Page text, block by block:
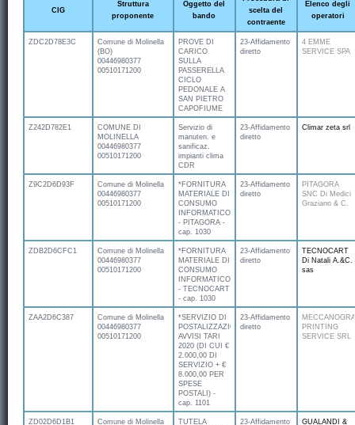
CIG
Struttura
proponente
Oggetto del
bando
scelta del
contraente
Elenco degli
operatori
ZDC2D78E3C
Comune di Molinella
(BO)
00446980377
00510171200
PROVE DI
CARICO
SULLA
PASSERELLA
CICLO
PEDONALE A
SAN PIETRO
CAPOFIUME
23-Affidamento
diretto
4 EMME
SERVICE SPA
Z242D782E1
COMUNE DI
MOLINELLA
00446980377
00510171200
Servizio di
manuten. e
sanificaz.
impianti clima
CDR
23-Affidamento
diretto
Climar zeta srl
Z9C2D6D93F
Comune di Molinella
00446980377
00510171200
*FORNITURA
MATERIALE DI
CONSUMO
INFORMATICO
- PITAGORA -
cap. 1030
23-Affidamento
diretto
PITAGORA
SNC Di Medici
Graziano & C.
ZDB2D6CFC1
Comune di Molinella
00446980377
00510171200
*FORNITURA
MATERIALE DI
CONSUMO
INFORMATICO
- TECNOCART
- cap. 1030
23-Affidamento
diretto
TECNOCART
Di Natali A.&C.
sas
ZAA2D6C387
Comune di Molinella
00446980377
00510171200
*SERVIZIO DI
POSTALIZZAZIONE
AVVISI TARI
2020 (DI CUI €
2.000,00 DI
SERVIZIO + €
8.000,00 PER
SPESE
POSTALI) -
cap. 1101
23-Affidamento
diretto
PRINTING
SERVICE SRL
ZD02D6D1B1
Comune di Molinella
TUTELA
23-Affidamento
GUALANDI &